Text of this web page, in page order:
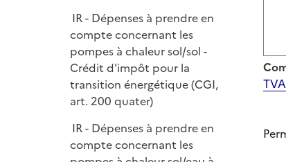
IR - Dépenses à prendre en
compte concernant les
pompes à chaleur sol/sol -
Crédit d'impôt pour la
transition énergétique (CGI,
art. 200 quater)
IR - Dépenses à prendre en
compte concernant les